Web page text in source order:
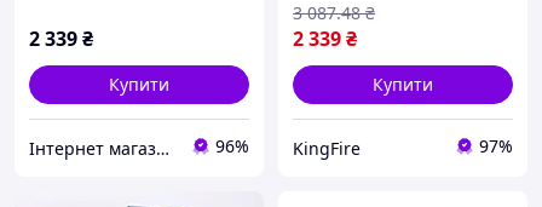
2 339₴
Купити
Інтернет магазин Маячок 96%
2 339₴
3 087.48 ₴
Купити
KingFire 97%